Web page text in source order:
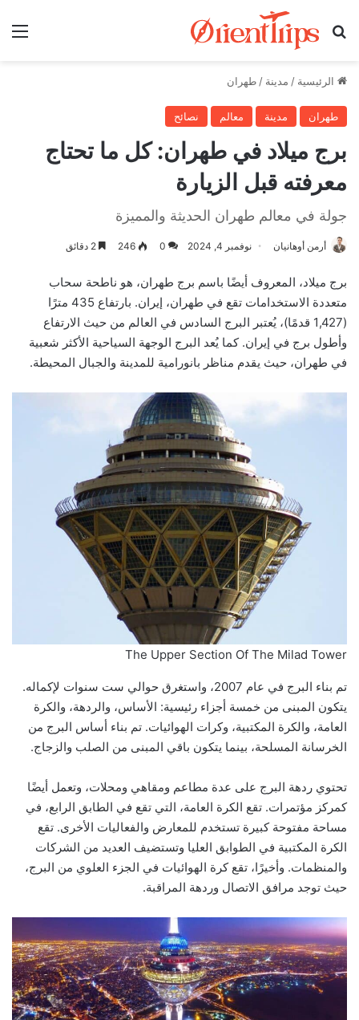
بحث عن
الرئيسية / مدينة / طهران
طهران مدينة معالم نصائح
برج ميلاد في طهران: كل ما تحتاج
معرفته قبل الزيارة
جولة في معالم طهران الحديثة والمميزة
أرمن أوهانيان نوفمبر 4, 2024 0
246
برج ميلاد، المعروف أيضًا باسم برج طهران، هو ناطحة سحاب
متعددة الاستخدامات تقع في طهران، إيران. بارتفاع 435 مترًا
(1,427 قدمًا)، يُعتبر البرج السادس في العالم من حيث الارتفاع
وأطول برج في إيران. كما يُعد البرج الوجهة السياحية الأكثر شعبية
في طهران، حيث يقدم مناظر بانورامية للمدينة والجبال المحيطة.
The Upper Section Of The Milad Tower
تم بناء البرج في عام 2007، واستغرق حوالي ست سنوات لإكماله.
يتكون المبنى من خمسة أجزاء رئيسية: الأساس، والردهة، والكرة
العامة، والكرة المكتبية، وكرات الهوائيات. تم بناء أساس البرج من
الخرسانة المسلحة، بينما يتكون باقي المبنى من الصلب والزجاج.
تحتوي ردهة البرج على عدة مطاعم ومقاهي ومحلات، وتعمل أيضًا
كمركز مؤتمرات. تقع الكرة العامة، التي تقع في الطابق الرابع، في
مساحة مفتوحة كبيرة تستخدم للمعارض والفعاليات الأخرى. تقع
الكرة المكتبية في الطوابق العليا وتستضيف العديد من الشركات
والمنظمات. وأخيرًا، تقع كرة الهوائيات في الجزء العلوي من البرج،
حيث توجد مرافق الاتصال وردهة المراقبة.